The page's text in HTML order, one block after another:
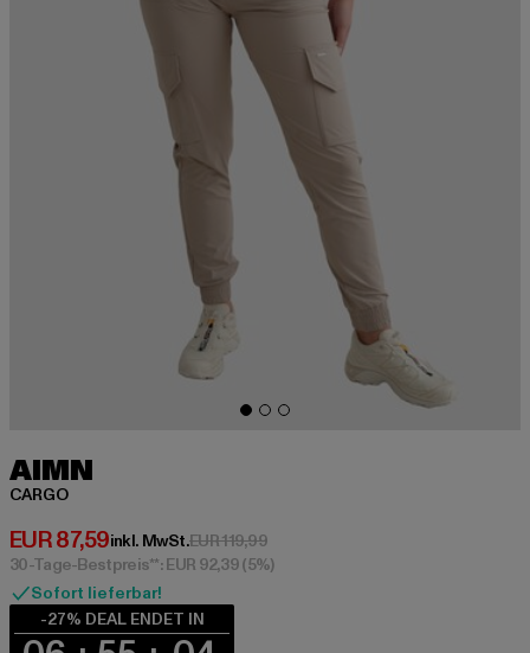
AIMN
CARGO
EUR 87,59
Derzeitiger Preis: EUR 87,59
inkl. MwSt.EUR 119,99Aktionspreis: EUR 119,99
30-Tage-Bestpreis**: EUR 92,39(5%)
Sofort lieferbar!
-27% DEAL ENDET IN